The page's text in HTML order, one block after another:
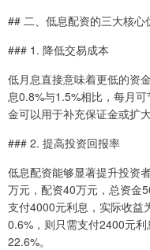
## 二、低息配资的三大核心
### 1. 降低交易成本
低月息直接意味着更低的资
息0.8%与1.5%相比，每月
金可以用于补充保证金或扩
### 2. 提高投资回报率
低息配资能够显著提升投资
万元，配资40万元，总资金
支付4000元利息，实际收益
0.6%，则只需支付2400元
22.6%。